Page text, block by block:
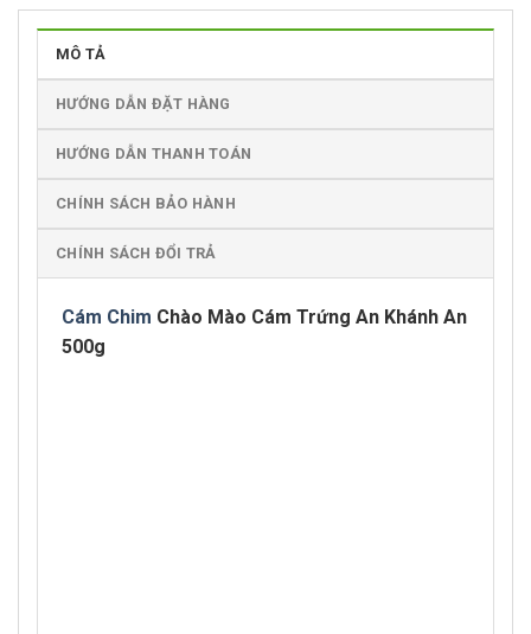
MÔ TẢ
HƯỚNG DẪN ĐẶT HÀNG
HƯỚNG DẪN THANH TOÁN
CHÍNH SÁCH BẢO HÀNH
CHÍNH SÁCH ĐỔI TRẢ
Cám Chim Chào Mào Cám Trứng An Khánh An
500g